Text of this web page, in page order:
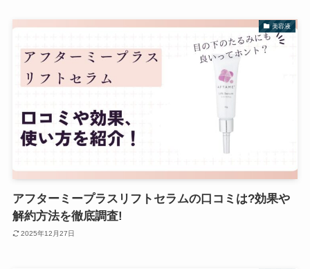
美容液
アフターミープラスリフトセラムの口コミは?効果や
解約方法を徹底調査!
2025年12月27日